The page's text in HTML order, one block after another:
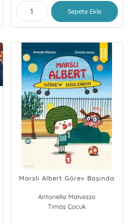
Sepete Ekle
Marslı Albert Görev Başında
Antonella Malvezzo
Timaş Çocuk